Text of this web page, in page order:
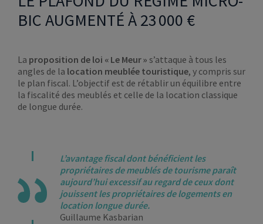
BIC AUGMENTÉ À 23 000 €
La proposition de loi « Le Meur » s’attaque à tous les
angles de la location meublée touristique, y compris sur
le plan fiscal. L’objectif est de rétablir un équilibre entre
la fiscalité des meublés et celle de la location classique
de longue durée.
L’avantage fiscal dont bénéficient les
propriétaires de meublés de tourisme paraît
aujourd’hui excessif au regard de ceux dont
jouissent les propriétaires de logements en
location longue durée.
Guillaume Kasbarian